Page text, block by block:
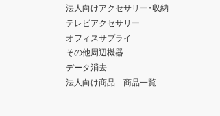
法人向けアクセサリー・収納
テレビアクセサリー
オフィスサプライ
その他周辺機器
データ消去
法人向け商品 商品一覧